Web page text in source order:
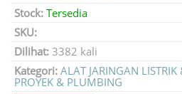
Stock: Tersedia
SKU:
Dilihat: 3382 kali
Kategori: ALAT JARINGAN LISTRIK
PROYEK & PLUMBING